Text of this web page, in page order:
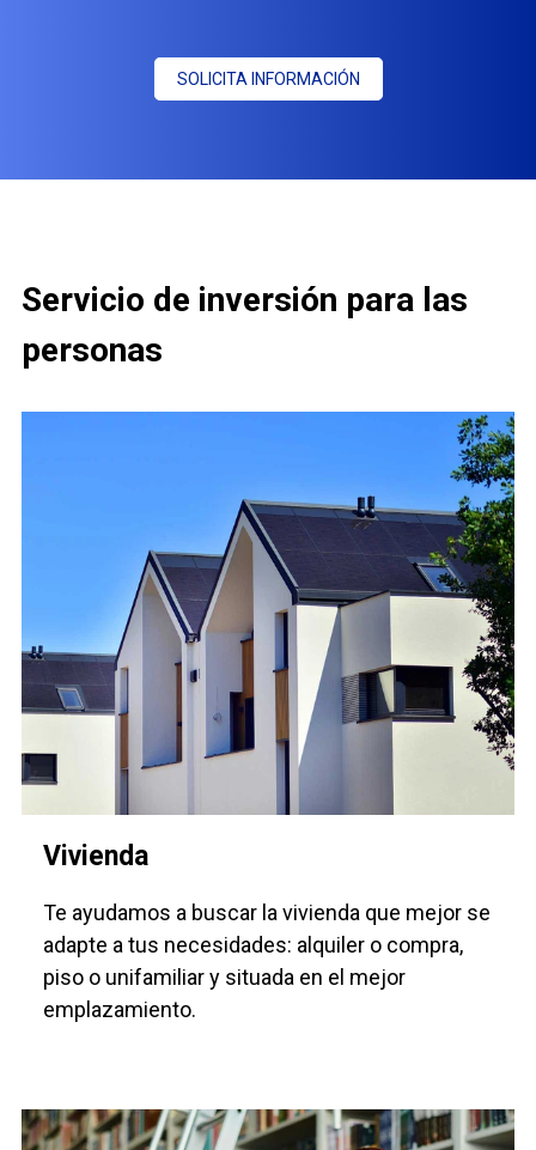
SOLICITA INFORMACIÓN
Servicio de inversión para las
personas
Vivienda
Te ayudamos a buscar la vivienda que mejor se
adapte a tus necesidades: alquiler o compra,
piso o unifamiliar y situada en el mejor
emplazamiento.